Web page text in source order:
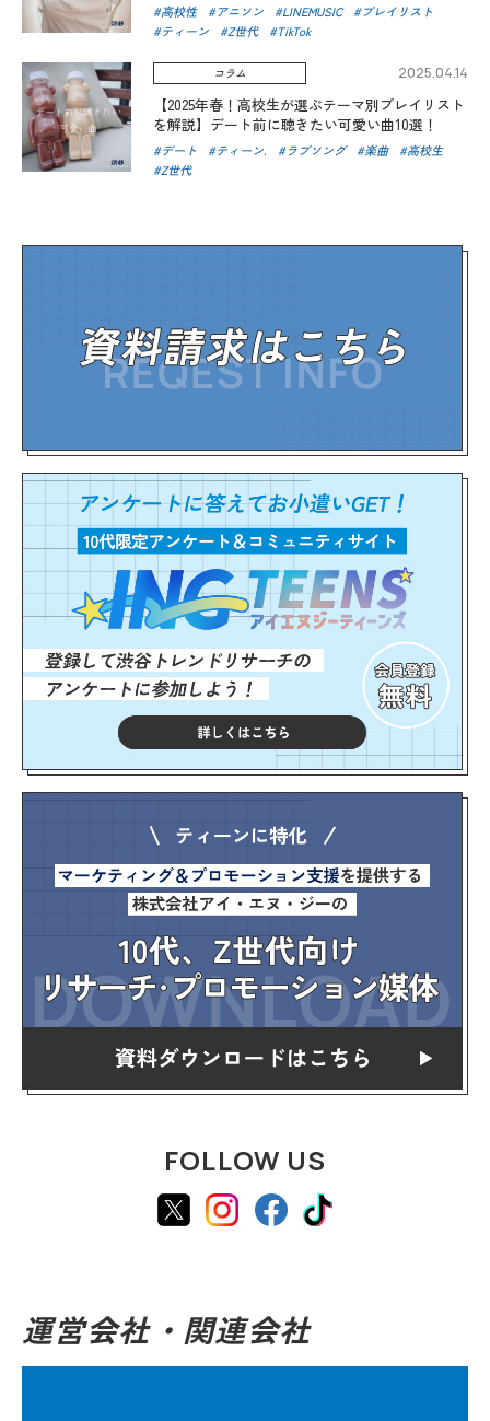
高校性 アニソン LINEMUSIC
プレイリスト
ティーン
Z世代 TikTok
コラム 2025.04.14
【2025年春！高校生が選ぶテーマ別プレイリスト
を解説】デート前に聴きたい可愛い曲10選！
デート ティーン. ラブソング 楽曲
高校生
Z世代
FOLLOW US
運営会社・関連会社